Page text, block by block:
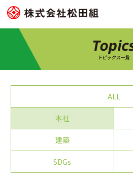
トピックス一覧
ALL
本社
建築
SDGs